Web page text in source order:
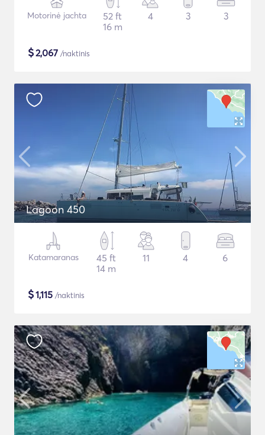
Motorinė jachta
52 ft
16 m
4 3 3
$2,067 /naktinis
Lagoon 450
Katamaranas
45 ft
14 m
11 4 6
$1,115 /naktinis